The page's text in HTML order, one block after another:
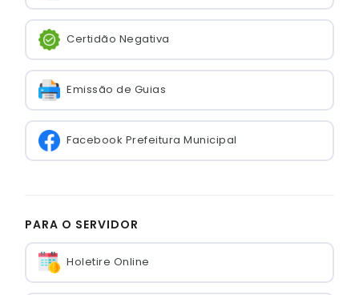
Certidão Negativa
Emissão de Guias
Facebook Prefeitura Municipal
PARA O SERVIDOR
Holetire Online